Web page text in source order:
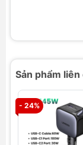
áp lên
Tính
Chất liệu
Chất liệu
polyester
Cách
nước,
Sản phẩm liên
- 24%